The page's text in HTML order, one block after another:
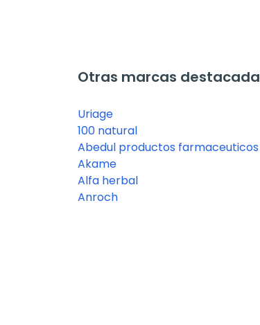
Otras marcas
Uriage
100 natural
Abedul productos farmaceuticos
Akame
Alfa herbal
Anroch